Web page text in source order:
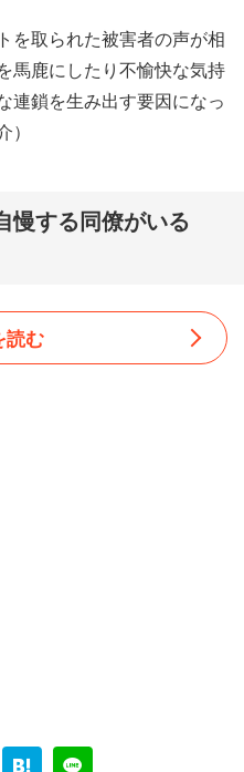
を取られた被害者の声が相
馬鹿にしたり不愉快な気持
連鎖を生み出す要因になっ
慢する同僚がいる
読む